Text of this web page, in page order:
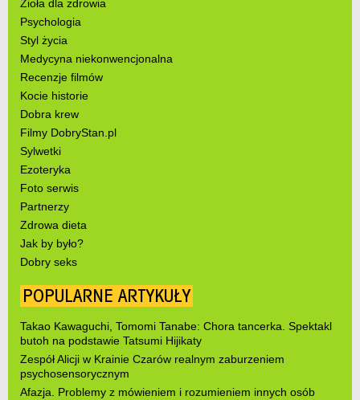
Zioła dla zdrowia
Psychologia
Styl życia
Medycyna niekonwencjonalna
Recenzje filmów
Kocie historie
Dobra krew
Filmy DobryStan.pl
Sylwetki
Ezoteryka
Foto serwis
Partnerzy
Zdrowa dieta
Jak by było?
Dobry seks
POPULARNE ARTYKUŁY
Takao Kawaguchi, Tomomi Tanabe: Chora tancerka. Spektakl
butoh na podstawie Tatsumi Hijikaty
Zespół Alicji w Krainie Czarów realnym zaburzeniem
psychosensorycznym
Afazja. Problemy z mówieniem i rozumieniem innych osób